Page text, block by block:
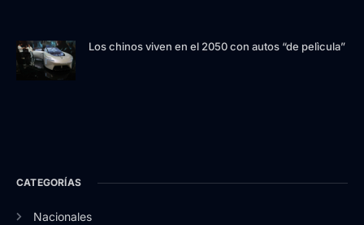
Los chinos viven en el 2050 con autos “de pelìcula”
CATEGORÍAS
Nacionales